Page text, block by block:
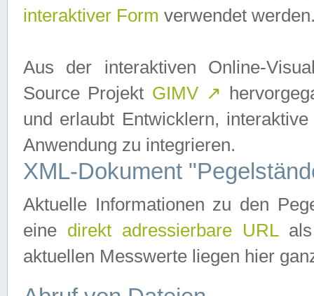
interaktiver Form verwendet
Aus der interaktiven Online-
Source Projekt GIMV ↗
und erlaubt Entwicklern,
Anwendung zu integrieren.
XML-Dokument
Aktuelle Informationen zu den
eine direkt adressierbare URLals
aktuellen Messwerte liegen hier